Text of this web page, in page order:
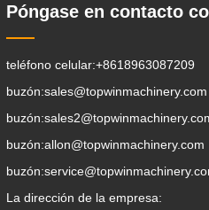
Póngase en contacto
teléfono celular:+8618963087209
buzón:sales@topwinmachinery.com
buzón:
buzón:allon@topwinmachinery.com
buzón:
La dirección de la empresa: